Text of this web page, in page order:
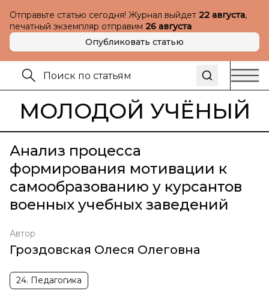
Отправьте статью сегодня! Журнал выйдет 22 августа,
печатный экземпляр отправим 26 августа
Опубликовать статью
МОЛОДОЙ УЧЁНЫЙ
Анализ процесса
формирования мотивации к
самообразованию у курсантов
военных учебных заведений
Автор
Гроздовская Олеся Олеговна
24. Педагогика